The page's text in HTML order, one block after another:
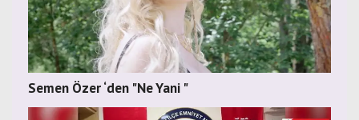
Semen Özer ‘den "Ne Yani "